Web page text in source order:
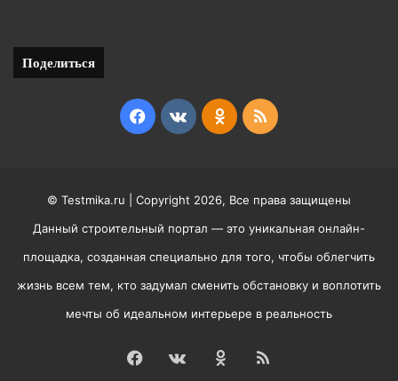
Поделиться
Facebook
vk.comOdnoklassniki
RSS
© Testmika.ru | Copyright 2026, Все права защищены
Данный строительный портал — это уникальная онлайн-
площадка, созданная специально для того, чтобы облегчить
жизнь всем тем, кто задумал сменить обстановку и воплотить
мечты об идеальном интерьере в реальность
Facebook
vk.comOdnoklassniki
RSS